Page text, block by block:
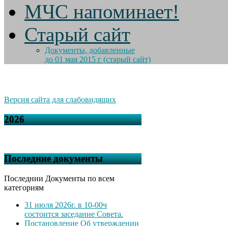
МЧС напоминает!
Старый сайт
Документы, добавленные
до 01 мая 2015 г (старый сайт)
Версия сайта для слабовидящих
2026
Последние документы
Последнии Документы по всем
категориям
31 июля 2026г. в 10-00ч
состоится заседание Совета.
Постановление Об утверждении